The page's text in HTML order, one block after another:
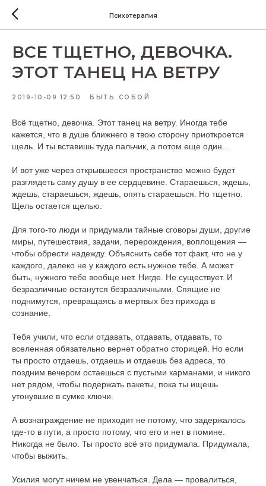
Психотерапия
ВСЕ ТЩЕТНО, ДЕВОЧКА.
ЭТОТ ТАНЕЦ НА ВЕТРУ
2019-10-09 12:50 БЫТЬ СОБОЙ
Всё тщетно, девочка. Этот танец на ветру. Иногда тебе
кажется, что в душе ближнего в твою сторону приоткроется
щель. И ты вставишь туда пальчик, а потом еще один...
И вот уже через открывшееся пространство можно будет
разглядеть саму душу в ее сердцевине. Стараешься, ждешь,
ждешь, стараешься, ждешь, опять стараешься. Но тщетно.
Щель остается щелью.
Для того-то люди и придумали тайные сговоры души, другие
миры, путешествия, задачи, перерождения, воплощения —
чтобы обрести надежду. Объяснить себе тот факт, что не у
каждого, далеко не у каждого есть нужное тебе. А может
быть, нужного тебе вообще нет. Нигде. Не существует. И
безразличные останутся безразличными. Спящие не
поднимутся, превращаясь в мертвых без прихода в
сознание.
Тебя учили, что если отдавать, отдавать, отдавать, то
вселенная обязательно вернет обратно сторицей. Но если
ты просто отдаешь, отдаешь и отдаешь без адреса, то
поздним вечером остаешься с пустыми карманами, и никого
нет рядом, чтобы подержать пакеты, пока ты ищешь
утонувшие в сумке ключи.
А вознаграждение не приходит не потому, что задержалось
где-то в пути, а просто потому, что его и нет в помине.
Никогда не было. Ты просто всё это придумала. Придумала,
чтобы выжить.
Усилия могут ничем не увенчаться. Дела — провалиться,